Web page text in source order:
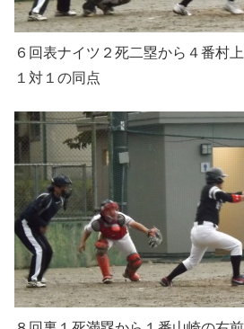
６回表ナイツ２死二塁から４番村
１対１の同点